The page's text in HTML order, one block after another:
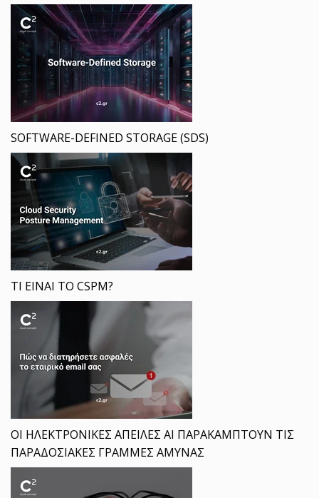
SOFTWARE-DEFINED STORAGE (SDS)
ΤΙ ΕΙΝΑΙ ΤΟ CSPM?
ΟΙ ΗΛΕΚΤΡΟΝΙΚΕΣ ΑΠΕΙΛΕΣ ΑΙ ΠΑΡΑΚΑΜΠΤΟΥΝ ΤΙΣ
ΠΑΡΑΔΟΣΙΑΚΕΣ ΓΡΑΜΜΕΣ ΑΜΥΝΑΣ